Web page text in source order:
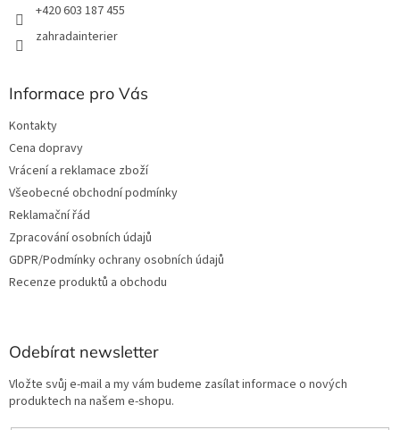
+420 603 187 455
zahradainterier
Informace pro Vás
Kontakty
Cena dopravy
Vrácení a reklamace zboží
Všeobecné obchodní podmínky
Reklamační řád
Zpracování osobních údajů
GDPR/Podmínky ochrany osobních údajů
Recenze produktů a obchodu
Odebírat newsletter
Vložte svůj e-mail a my vám budeme zasílat informace o nových
produktech na našem e-shopu.